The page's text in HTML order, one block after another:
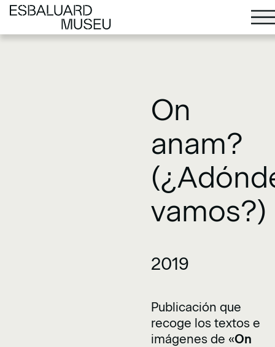
On
anam?
vamos?)
2019
Publicación que
recoge los textos e
imágenes de «On